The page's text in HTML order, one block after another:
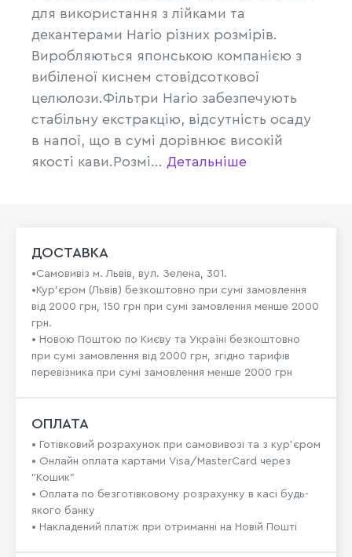
для використання з лійками та
декантерами Hario різних розмірів.
Виробляються японською компанією з
вибіленої киснем стовідсоткової
целюлози.Фільтри Hario забезпечують
стабільну екстракцію, відсутність осаду
в напої, що в сумі дорівнює високій
якості кави.Розмі... Детальніше
ДОСТАВКА
•Самовивіз м. Львів, вул. Зелена, 301.
•Кур'єром (Львів) безкоштовно при сумі замовлення
від 2000 грн, 150 грн при сумі замовлення менше 2000
грн.
• Новою Поштою по Києву та Україні безкоштовно
при сумі замовлення від 2000 грн, згідно тарифів
перевізника при сумі замовлення менше 2000 грн
ОПЛАТА
• Готівковий розрахунок при самовивозі та з кур’єром
• Онлайн оплата картами Visa/MasterCard через
"Кошик"
• Оплата по безготівковому розрахунку в касі будь-
якого банку
• Накладений платіж при отриманні на Новій Пошті